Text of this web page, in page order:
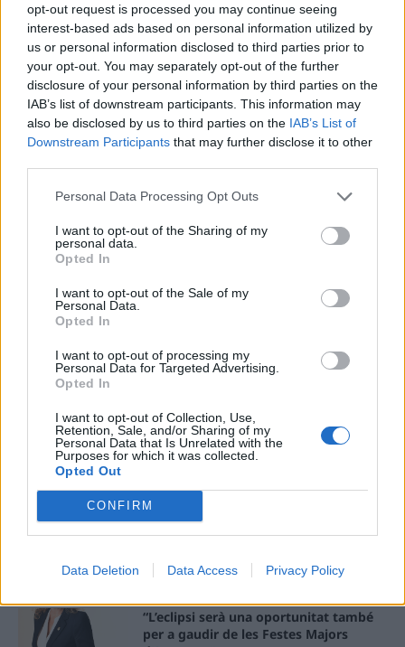
opt-out request is processed you may continue seeing
interest-based ads based on personal information utilized by
us or personal information disclosed to third parties prior to
your opt-out. You may separately opt-out of the further
disclosure of your personal information by third parties on the
IAB’s list of downstream participants. This information may
also be disclosed by us to third parties on the IAB’s List of
Downstream Participants that may further disclose it to other
Personal Data Processing Opt Outs
I want to opt-out of the Sharing of my
personal data.
Opted In
I want to opt-out of the Sale of my
Personal Data.
Opted In
I want to opt-out of processing my
Personal Data for Targeted Advertising.
Opted In
I want to opt-out of Collection, Use,
Retention, Sale, and/or Sharing of my
Personal Data that Is Unrelated with the
Purposes for which it was collected.
Opted Out
CONFIRM
Data Deletion Data Access Privacy Policy
Deseu el meu nom, el correu electrònic i el lloc web en
aquest navegador per a la propera vegada que comenti.
ÚLTIMES NOTÍCIES
L’Ajuntament de Tortosa amplia el
termini de les obres de l’aparcament
7 d'agost de 2026
i culmina un projecte estratègic que
vincula patrimoni, turisme i
gastronomia
Els vestits de paper guanyen força
31 de juliol de 2026
“L’eclipsi serà una oportunitat també
per a gaudir de les Festes Majors